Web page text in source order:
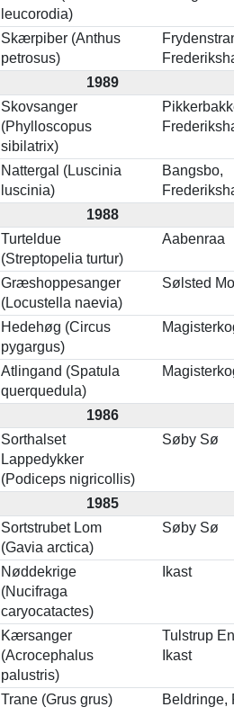
leucorodia)
Skærpiber (Anthus
petrosus)
1989
Skovsanger
(Phylloscopus
sibilatrix)
Nattergal (Luscinia
luscinia)
Bangsbo,
1988
Turteldue
(Streptopelia turtur)
Aabenraa
Græshoppesanger
(Locustella naevia)
Sølsted
Hedehøg (Circus
pygargus)
Atlingand (Spatula
querquedula)
1986
Sorthalset
Lappedykker
(Podiceps nigricollis)
Søby Sø
1985
Sortstrubet Lom
(Gavia arctica)
Søby Sø
Nøddekrige
(Nucifraga
caryocatactes)
Ikast
Kærsanger
(Acrocephalus
palustris)
Tulstrup
Ikast
Trane (Grus grus) Beldringe,